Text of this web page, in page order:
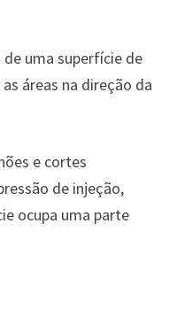
uma superfície de
áreas na direção da
e cortes
de injeção,
ocupa uma parte